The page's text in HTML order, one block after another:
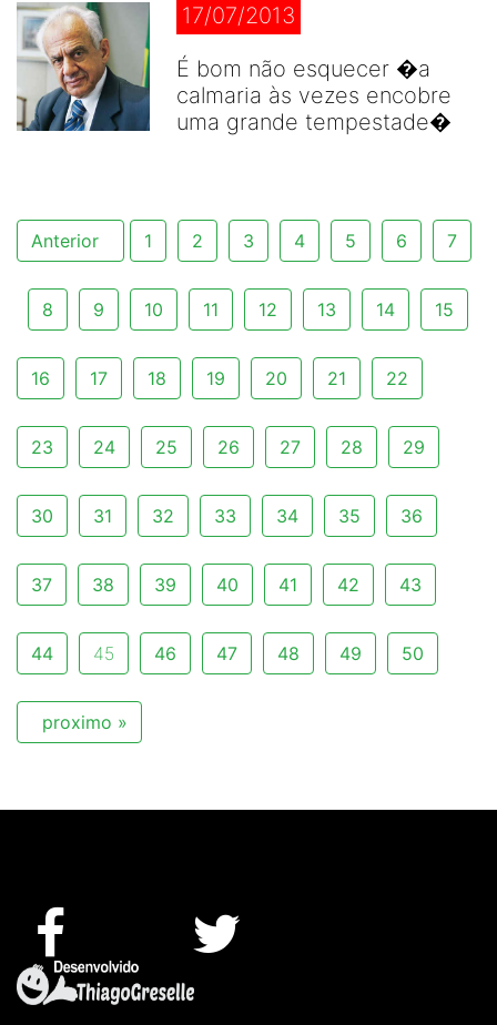
17/07/2013
É bom não esquecer �a
calmaria às vezes encobre
uma grande tempestade�
Anterior 1 2 3 4 5 6 7
8 9 10 11 12 13 14 15
16 17 18 19 20 21 22
23 24 25 26 27 28 29
30 31 32 33 34 35 36
37 38 39 40 41 42 43
44 45 46 47 48 49 50
proximo »